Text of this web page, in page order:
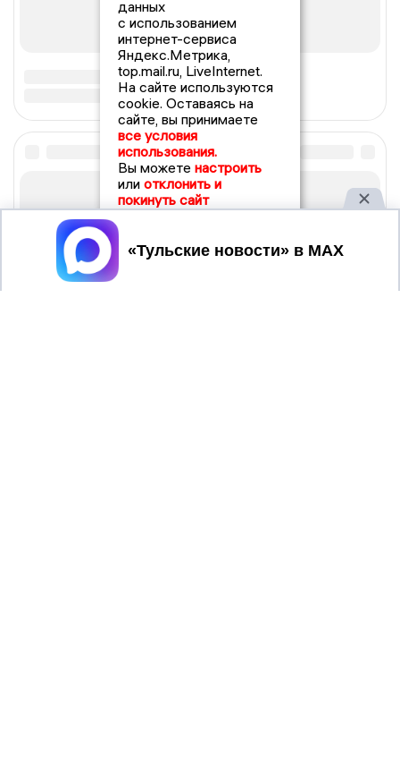
данных
с использованием
интернет-сервиса
Яндекс.Метрика,
top.mail.ru, LiveInternet.
На сайте используются
cookie. Оставаясь на
сайте, вы принимаете
все условия
использования.
Вы можете настроить
или отклонить и
покинуть сайт
Принять